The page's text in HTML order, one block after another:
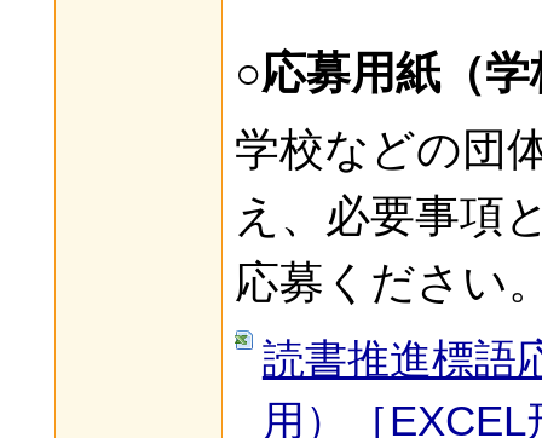
○応募用紙（
学校などの団
え、必要事項
応募ください
読書推進標語
用）［EXCEL